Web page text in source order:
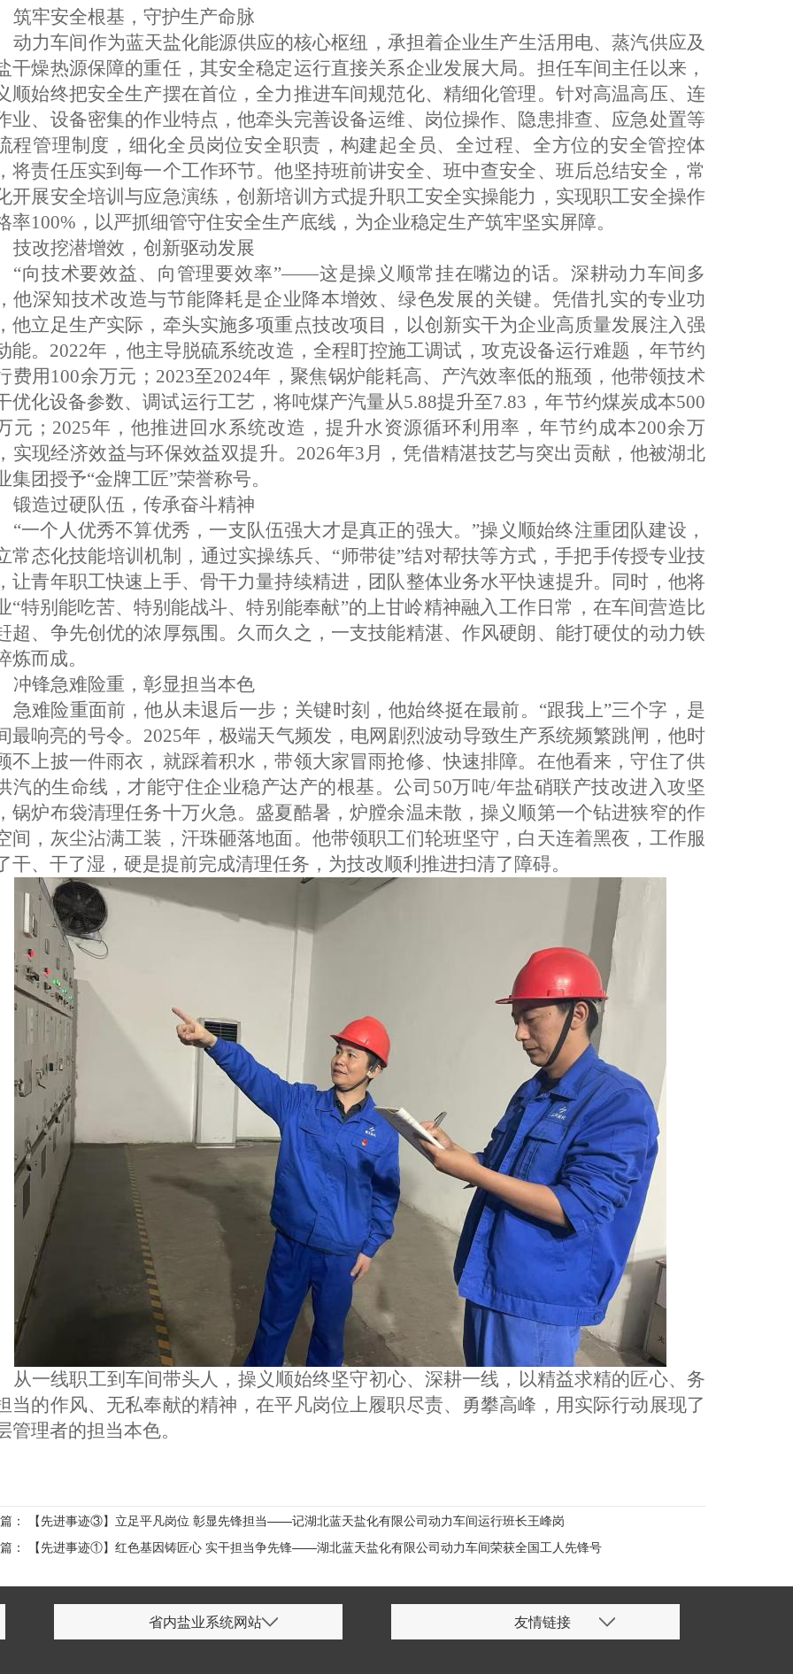
筑牢安全根基，守护生产命脉
动力车间作为蓝天盐化能源供应的核心枢纽，承担着企业生产生活用电、蒸汽供应及
干燥热源保障的重任，其安全稳定运行直接关系企业发展大局。担任车间主任以来，
顺始终把安全生产摆在首位，全力推进车间规范化、精细化管理。针对高温高压、连
业、设备密集的作业特点，他牵头完善设备运维、岗位操作、隐患排查、应急处置等
程管理制度，细化全员岗位安全职责，构建起全员、全过程、全方位的安全管控体
将责任压实到每一个工作环节。他坚持班前讲安全、班中查安全、班后总结安全，常
开展安全培训与应急演练，创新培训方式提升职工安全实操能力，实现职工安全操作
率100%，以严抓细管守住安全生产底线，为企业稳定生产筑牢坚实屏障。
技改挖潜增效，创新驱动发展
“向技术要效益、向管理要效率”——这是操义顺常挂在嘴边的话。深耕动力车间多
他深知技术改造与节能降耗是企业降本增效、绿色发展的关键。凭借扎实的专业功
他立足生产实际，牵头实施多项重点技改项目，以创新实干为企业高质量发展注入强
能。2022年，他主导脱硫系统改造，全程盯控施工调试，攻克设备运行难题，年节约
费用100余万元；2023至2024年，聚焦锅炉能耗高、产汽效率低的瓶颈，他带领技术
优化设备参数、调试运行工艺，将吨煤产汽量从5.88提升至7.83，年节约煤炭成本500
元；2025年，他推进回水系统改造，提升水资源循环利用率，年节约成本200余万
实现经济效益与环保效益双提升。2026年3月，凭借精湛技艺与突出贡献，他被湖北
集团授予“金牌工匠”荣誉称号。
锻造过硬队伍，传承奋斗精神
“一个人优秀不算优秀，一支队伍强大才是真正的强大。 ”操义顺始终注重团队建设，
常态化技能培训机制，通过实操练兵、 “师带徒”结对帮扶等方式，手把手传授专业技
让青年职工快速上手、骨干力量持续精进，团队整体业务水平快速提升。
同时，他将
“特别能吃苦、特别能战斗、特别能奉献”的上甘岭精神融入工作日常，在车间营造比
超、争先创优的浓厚氛围。久而久之，一支技能精湛、作风硬朗、能打硬仗的动力铁
炼而成。
冲锋急难险重，彰显担当本色
急难险重面前，他从未退后一步；关键时刻，他始终挺在最前。 “跟我上”三个字， 是
最响亮的号令。 2025年，极端天气频发，电网剧烈波动导致生产系统频繁跳闸，他时
不上披一件雨衣， 就踩着积水，带领大家冒雨抢修、快速排障。 在他看来，守住了供
汽的生命线，才能守住企业稳产达产的根基。公司 50万吨/年盐硝联产技改进入攻坚
锅炉布袋清理任务十万火急。盛夏酷暑，炉膛余温未散，操义顺第一个钻进狭窄的作
间，灰尘沾满工装，汗珠砸落地面。他带领职工们轮班坚守，白天连着黑夜，工作服
干、干了湿，硬是提前完成清理任务，为技改顺利推进扫清了障碍。
从一线职工到车间带头人，操义顺始终坚守初心、深耕一线，以精益求精的匠心、务
当的作风、无私奉献的精神，在平凡岗位上履职尽责、勇攀高峰，用实际行动展现了
管理者的担当本色。
：
【先进事迹③】立足平凡岗位 彰显先锋担当——记湖北蓝天盐化有限公司动力车间运行班长王峰岗
：
【先进事迹①】红色基因铸匠心 实干担当争先锋——湖北蓝天盐化有限公司动力车间荣获全国工人先锋号
省内盐业系统网站 友情链接